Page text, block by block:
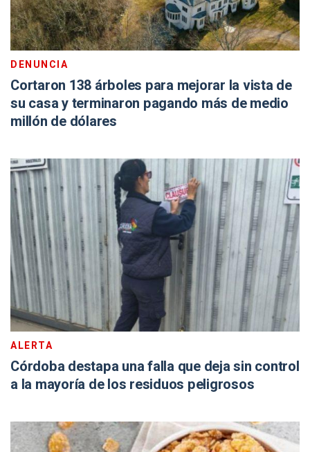
DENUNCIA
Cortaron 138 árboles para mejorar la vista de
su casa y terminaron pagando más de medio
millón de dólares
ALERTA
Córdoba destapa una falla que deja sin control
a la mayoría de los residuos peligrosos